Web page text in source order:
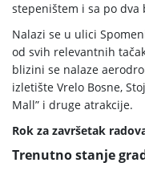
stepeništem i sa po dva
Nalazi se u ulici
od svih relevantnih
blizini se nalaze
izletište Vrelo Bosne,
Mall” i druge atrakcije.
Rok za završetak
Trenutno stanje